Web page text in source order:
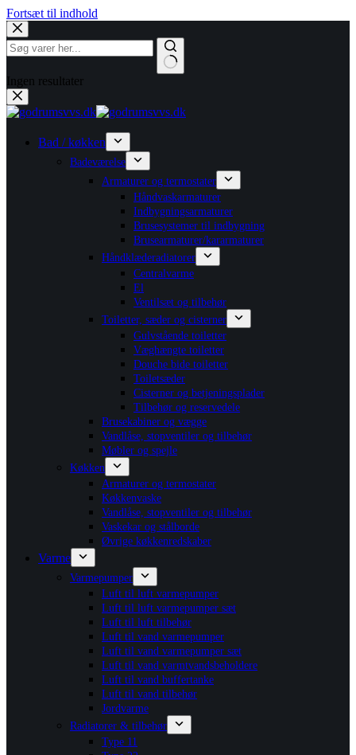
Fortsæt til indhold
Ingen resultater
Bad / køkken
Badeværelse
Armaturer og termostater
Håndvaskarmaturer
Indbygningsarmaturer
Brusesystemer til indbygning
Brusearmaturer/kararmaturer
Håndklæderadiatorer
Centralvarme
El
Ventilsæt og tilbehør
Toiletter, sæder og cisterner
Gulvstående toiletter
Væghængte toiletter
Douche bide toiletter
Toiletsæder
Cisterner og betjeningsplader
Tilbehør og reservedele
Brusekabiner og vægge
Vandlåse, stopventiler og tilbehør
Møbler og spejle
Køkken
Armaturer og termostater
Køkkenvaske
Vandlåse, stopventiler og tilbehør
Vaskekar og stålborde
Øvrige køkkenredskaber
Varme
Varmepumper
Luft til luft varmepumper
Luft til luft varmepumper sæt
Luft til luft tilbehør
Luft til vand varmepumper
Luft til vand varmepumper sæt
Luft til vand varmtvandsbeholdere
Luft til vand buffertanke
Luft til vand tilbehør
Jordvarme
Radiatorer & tilbehør
Type 11